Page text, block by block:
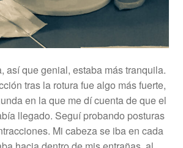
así que genial, estaba más tranquila.
tras la rotura fue algo más fuerte,
en la que me dí cuenta de que el
llegado. Seguí probando posturas
Mi cabeza se iba en cada